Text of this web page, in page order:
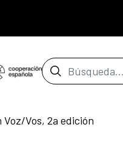
Barra de
Vos, 2a edición